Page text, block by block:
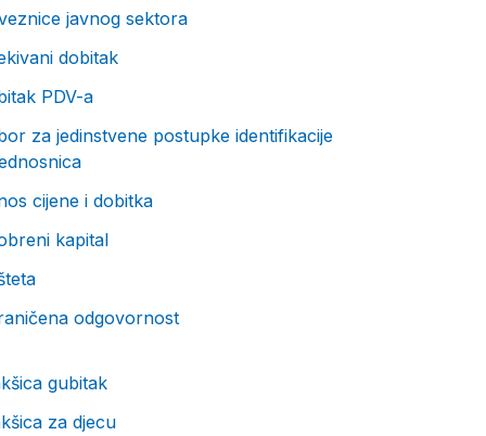
javnog sektora
dobitak
PDV-a
za jedinstvene postupke identifikacije
cijene i dobitka
kapital
odgovornost
gubitak
za djecu